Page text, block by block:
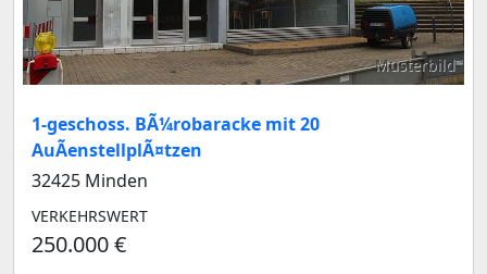
Musterbild
1-geschoss. BÃ¼robaracke mit 20
AuÃenstellplÃ¤tzen
32425 Minden
VERKEHRSWERT
250.000 €